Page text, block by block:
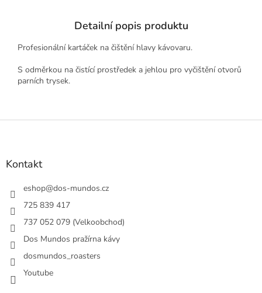
Detailní popis produktu
Profesionální kartáček na čištění hlavy kávovaru.
S odměrkou na čistící prostředek a jehlou pro vyčištění otvorů
parních trysek.
Z
Kontakt
eshop@dos-mundos.cz
725 839 417
737 052 079 (Velkoobchod)
Dos Mundos pražírna kávy
dosmundos_roasters
Youtube